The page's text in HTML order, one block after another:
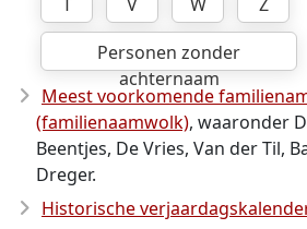
Personen zonder
achternaam
Meest voorkomende
(familienaamwolk), waaronder
Beentjes, De Vries, Van der Til,
Dreger.
Historische